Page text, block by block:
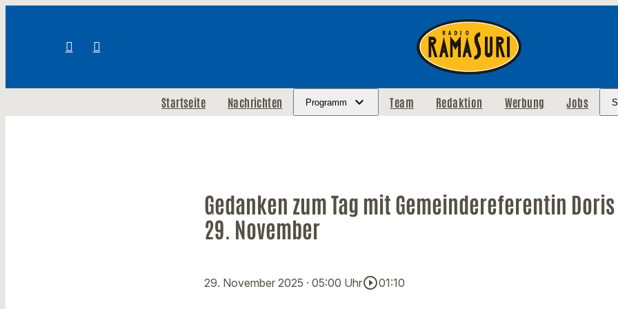
Startseite Nachrichten Programm Team Redaktion Werbung Jobs
Gedanken zum Tag mit Gemeindereferentin
29. November
29. November 2025 · 05:00 Uhrplay_circle_outline01:10